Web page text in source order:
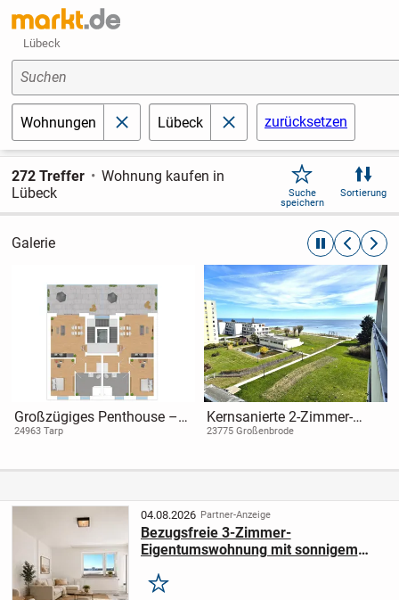
Lübeck
Suchen
Wohnungen schließenLübeck schließenzurücksetzen
272 Treffer
Wohnung kaufen in
Lübeck
Suche
speichern
Sortierung
Galerie automatische
Großzügiges Penthouse –
Ihr exklusiver Himmel über
24963 Tarp
Kernsanierte 2-Zimmer-
Eigentumswohnung mit
Etage.
23775 Großenbrode
04.08.2026 Partner-Anzeige
Bezugsfreie 3-Zimmer-
Eigentumswohnung mit sonnigem
Merken